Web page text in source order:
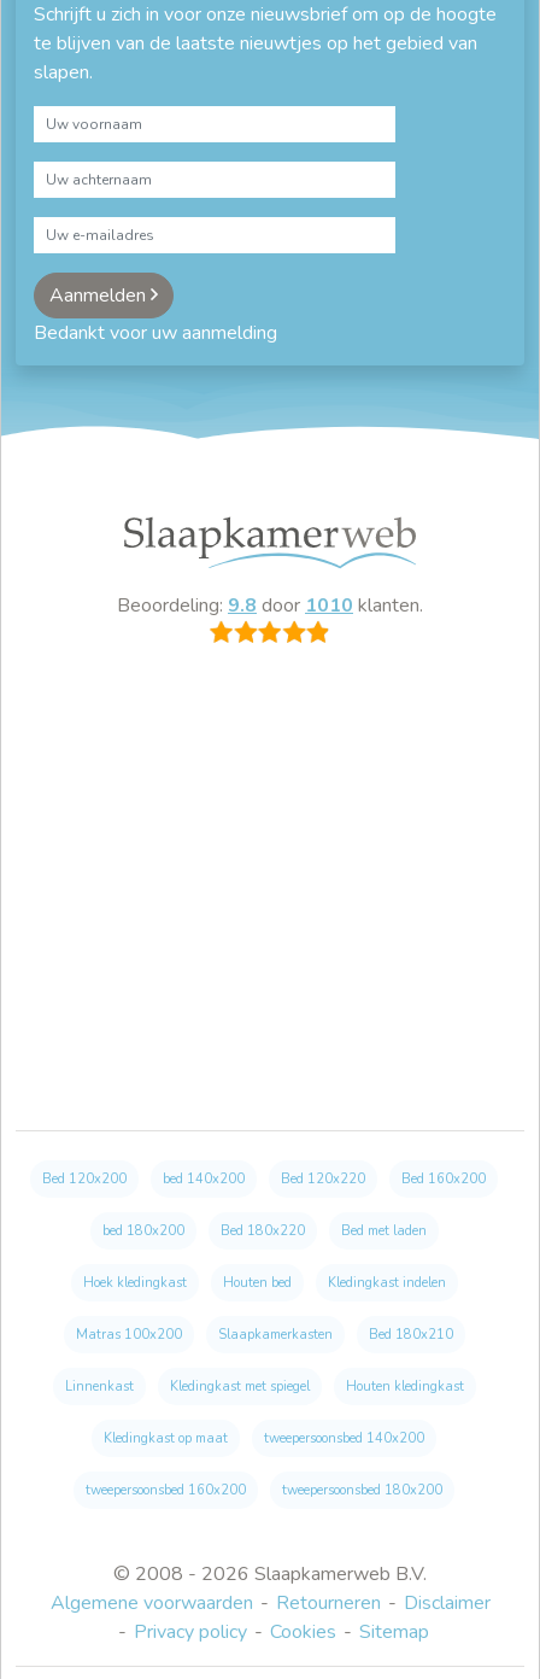
Schrijft u zich in voor onze nieuwsbrief om op de hoogte
te blijven van de laatste nieuwtjes op het gebied van
slapen.
Aanmelden
Bedankt voor uw aanmelding
© 2008 - 2026 Slaapkamerweb B.V.
Algemene voorwaarden
Retourneren
Disclaimer
Privacy policy
Cookies Sitemap
Beoordeling: 9.8door1010klanten.
Bed 120x200 bed 140x200 Bed 120x220 Bed 160x200
bed 180x200 Bed 180x220 Bed met laden
Hoek kledingkast Houten bed Kledingkast indelen
Matras 100x200 Slaapkamerkasten Bed 180x210
Linnenkast Kledingkast met spiegel Houten kledingkast
Kledingkast op maat tweepersoonsbed 140x200
tweepersoonsbed 160x200 tweepersoonsbed 180x200